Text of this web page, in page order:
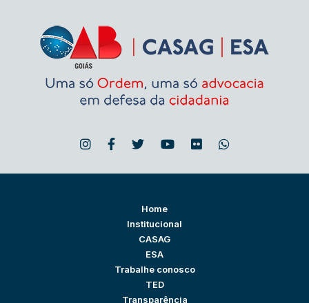
Home
Institucional
CASAG
ESA
Trabalhe conosco
TED
Transparência